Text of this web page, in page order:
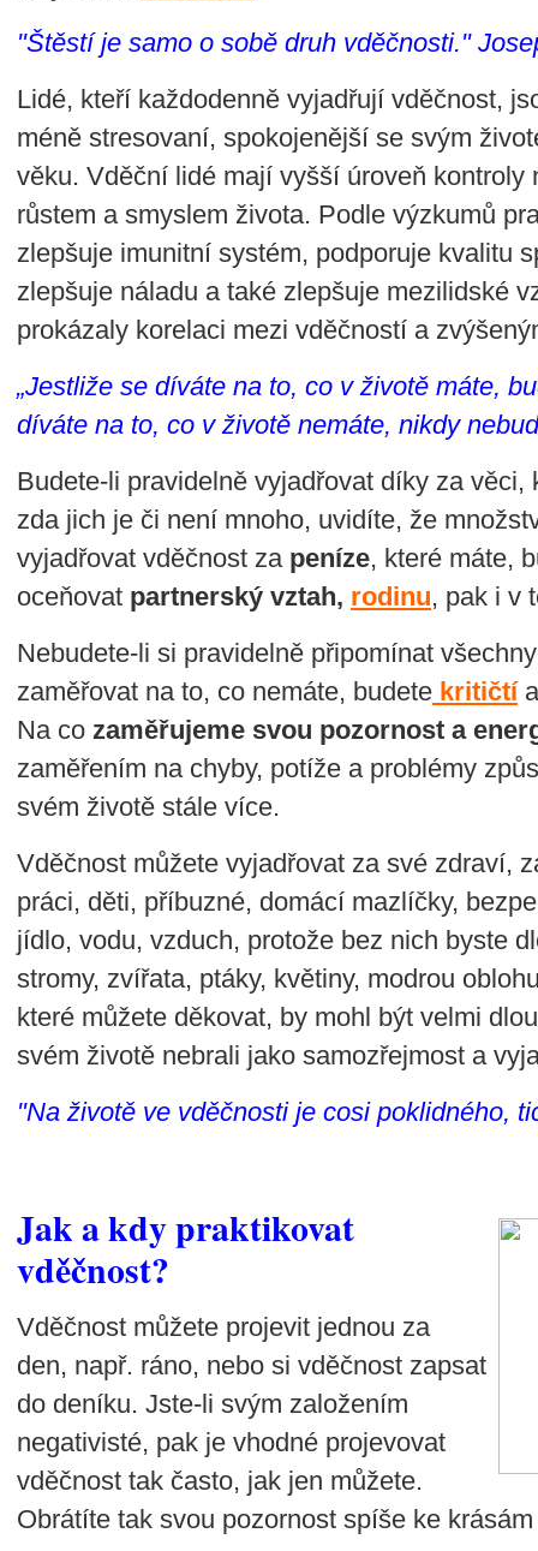
"Štěstí je samo o sobě druh vděčnosti."
Lidé, kteří každodenně vyjadřují vděčnost,
méně stresovaní, spokojenější se svým
věku. Vděční lidé mají vyšší úroveň kontroly
růstem a smyslem života. Podle výzkumů
zlepšuje imunitní systém, podporuje kvalitu
zlepšuje náladu a také zlepšuje mezilidské
prokázaly korelaci mezi vděčností a
„Jestliže se díváte na to, co v životě máte,
díváte na to, co v životě nemáte, nikdy
Budete-li pravidelně vyjadřovat díky za věci,
zda jich je či není mnoho, uvidíte, že
vyjadřovat vděčnost za peníze, které máte,
oceňovat partnerský vztah, rodinu, pak i v
Nebudete-li si pravidelně připomínat
zaměřovat na to, co nemáte, budete kritičtí
Na co zaměřujeme svou pozornost a
zaměřením na chyby, potíže a problémy
svém životě stále více.
Vděčnost můžete vyjadřovat za své zdraví,
práci, děti, příbuzné, domácí mazlíčky,
jídlo, vodu, vzduch, protože bez nich byste
stromy, zvířata, ptáky, květiny, modrou
které můžete děkovat, by mohl být velmi
svém životě nebrali jako samozřejmost a
"Na životě ve vděčnosti je cosi poklidného,
Jak a kdy praktikovat
vděčnost?
Vděčnost můžete projevit jednou za
den, např. ráno, nebo si vděčnost zapsat
do deníku. Jste-li svým založením
negativisté, pak je vhodné projevovat
vděčnost tak často, jak jen můžete.
Obrátíte tak svou pozornost spíše ke